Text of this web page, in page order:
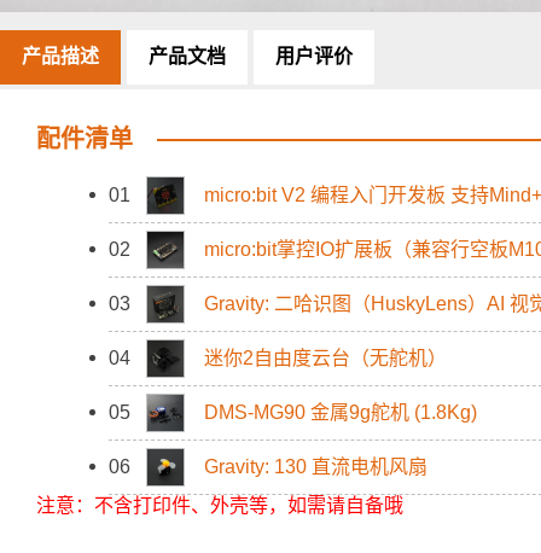
产品描述 产品文档 用户评价
配件清单
01 micro:bit V2 编程入门开发板 支持
02 micro:bit掌控IO扩展板（兼容行空板
03 Gravity: 二哈识图（HuskyLens）AI 视
04 迷你2自由度云台（无舵机）
05 DMS-MG90 金属9g舵机 (1.8Kg)
06
Gravity: 130 直流电机风扇
注意：不含打印件、外壳等，如需请自备哦